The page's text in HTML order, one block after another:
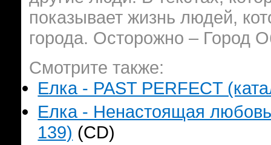
показывает жизнь людей,
города. Осторожно – Город
Смотрите также:
Елка - PAST PERFECT
Елка - Ненастоящая
139) (CD)